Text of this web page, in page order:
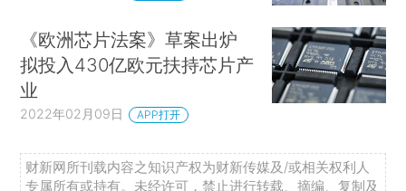
《欧洲芯片法案》草案出炉
拟投入430亿欧元扶持芯片产
业
2022年02月09日 APP打开
财新网所刊载内容之知识产权为财新传媒及/或相关权利人
专属所有或持有。未经许可，禁止进行转载、摘编、复制及